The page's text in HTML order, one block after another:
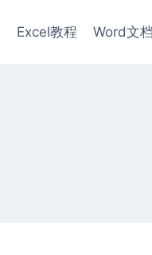
Excel教程 Word文档